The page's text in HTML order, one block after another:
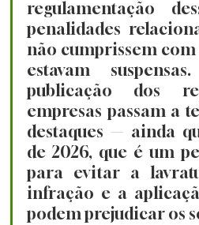
regulamentação
penalidades
não cumprissem com
estavam
publicação dos
empresas passam a
destaques — ainda
de 2026, que é um
para evitar a
infração e a
podem prejudicar os